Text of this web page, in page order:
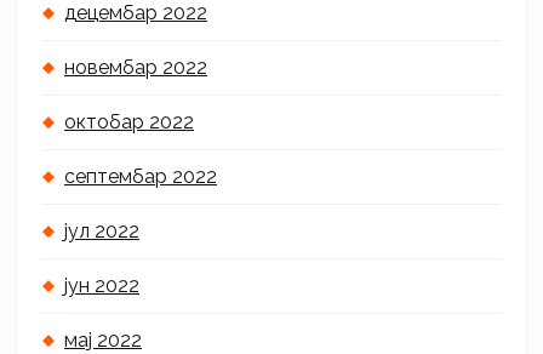
децембар 2022
новембар 2022
октобар 2022
септембар 2022
јул 2022
јун 2022
мај 2022